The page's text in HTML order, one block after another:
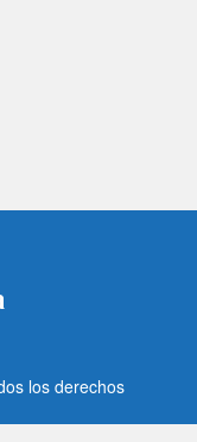
los derechos